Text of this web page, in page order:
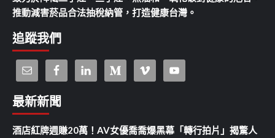
推動減害菸品合法抽稅納管，打造健康台灣。
追蹤我們
最新新聞
酒店紅牌週賺20萬！AV女優喬喬爆黑幕「轉行拍片」揭驚人